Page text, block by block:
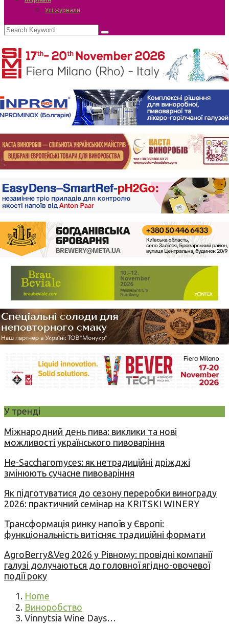
Усі журнали
У тренді
Міжнародний день пива: виклики та нові
можливості українського пивоваріння
Не-Saccharomyces: як нетрадиційні дріжджі
змінюють сучасне пивоваріння
Як підготуватися до сезону переробки винограду
2026: практичний семінар на KRITSKI WINERY
Трансформація ринку напоїв у Європі:
функціональність витісняє традиційні формати
AgroBerry&Veg 2026 у Рівному: провідні компанії
галузі долучаються до головної ягідно-овочевої
події року
Home
Виноробство
Vinnytsia Wine Days…